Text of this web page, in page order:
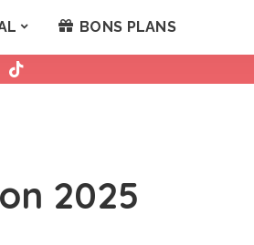
BONS PLANS
2025